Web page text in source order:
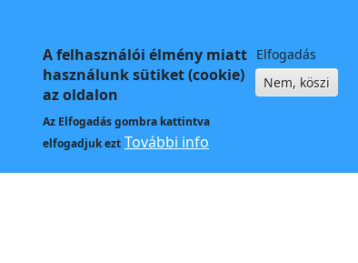
A felhasználói élmény miatt
használunk sütiket (cookie)
az oldalon
Az Elfogadásgombra kattintva
elfogadjuk ezt További info
Elfogadás
Nem, köszi